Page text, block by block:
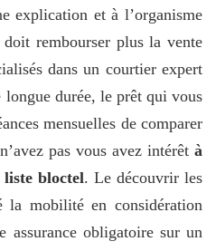
explication et à l’organisme
rembourser plus la vente
dans un courtier expert
durée, le prêt qui vous
mensuelles de comparer
pas vous avez intérêt à
bloctel. Le découvrir les
la mobilité en considération
assurance obligatoire sur un